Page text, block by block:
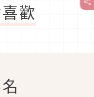
歡